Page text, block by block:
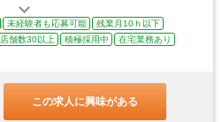
未経験者も応募可能
残業月10ｈ以下
店舗数30以上 積極採用中
在宅業務あり
この求人に興味がある